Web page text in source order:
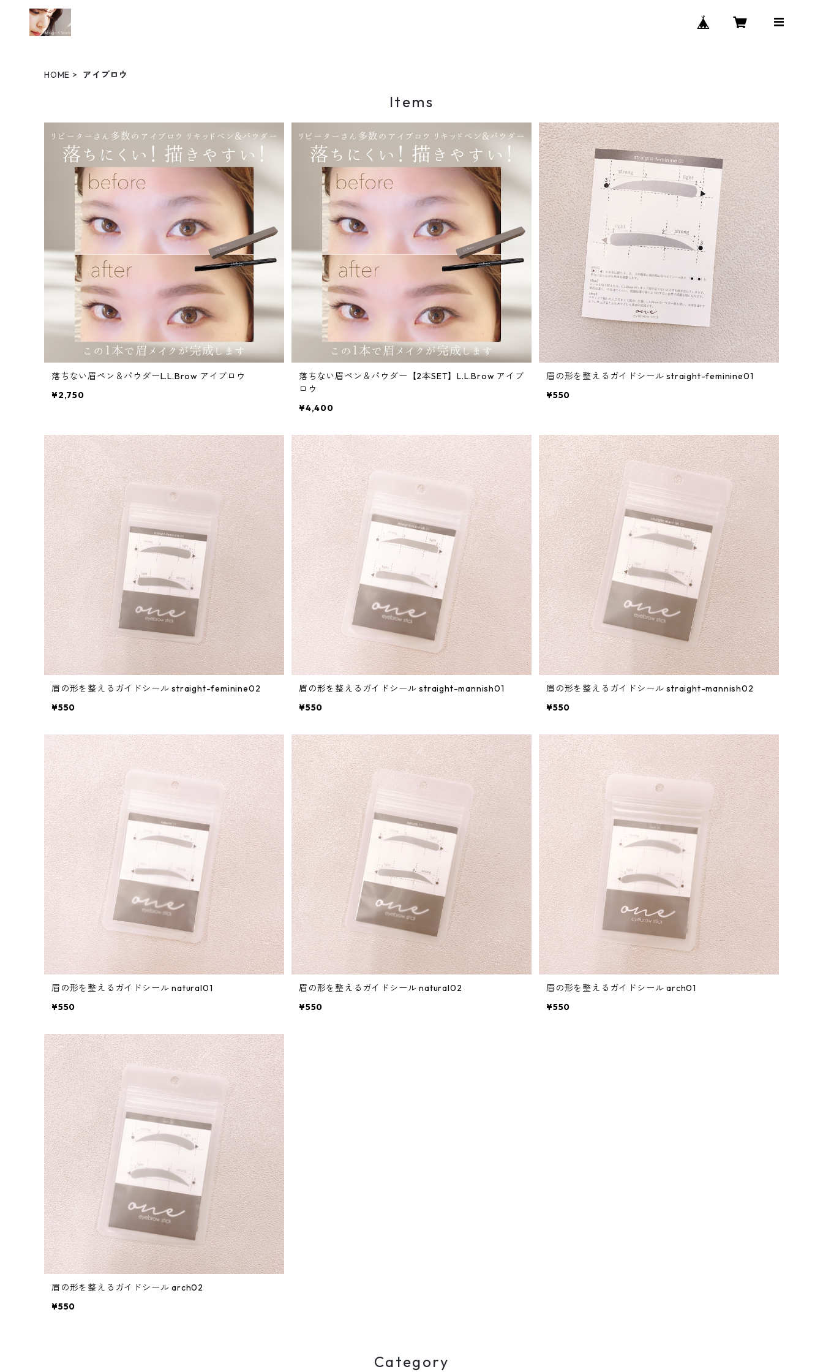
HOME アイブロウ
Items
落ちない眉ペン＆パウダーL.L.Brow アイブロウ
¥2,750
落ちない眉ペン＆パウダー【2本SET】L.L.Brow アイブ
ロウ
¥4,400
眉の形を整えるガイドシール straight-feminine01
¥550
眉の形を整えるガイドシール straight-feminine02
¥550
眉の形を整えるガイドシール straight-mannish01
¥550
眉の形を整えるガイドシール straight-mannish02
¥550
眉の形を整えるガイドシール natural01
¥550
眉の形を整えるガイドシール natural02
¥550
眉の形を整えるガイドシール arch01
¥550
眉の形を整えるガイドシール arch02
¥550
Category